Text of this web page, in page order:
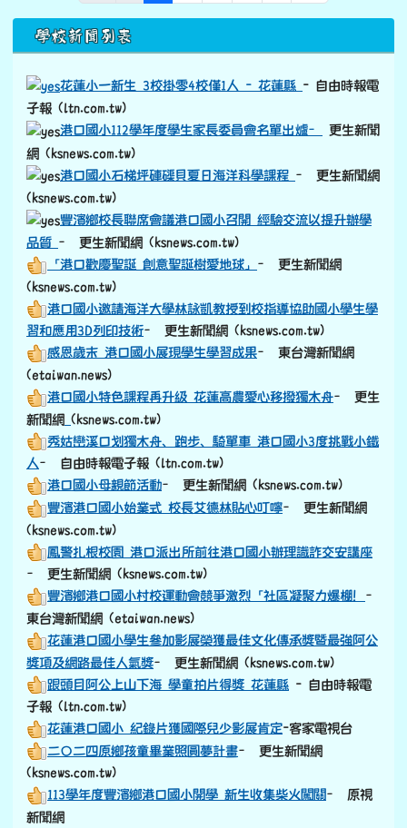
下中區域內容
學校新聞列表
花蓮小一新生 3校掛零4校僅1人 - 花蓮縣 - 自由時報電
子報 (ltn.com.tw)
港口國小112學年度學生家長委員會名單出爐–
更生新聞
網 (ksnews.com.tw)
港口國小石梯坪硨磲貝夏日海洋科學課程 – 更生新聞網
(ksnews.com.tw)
豐濱鄉校長聯席會議港口國小召開 經驗交流以提升辦學
品質 – 更生新聞網 (ksnews.com.tw)
「港口歡慶聖誕 創意聖誕樹愛地球」 – 更生新聞網
(ksnews.com.tw)
港口國小邀請海洋大學林詠凱教授到校指導協助國小學生學
習和應用3D列印技術– 更生新聞網 (ksnews.com.tw)
感恩歲末 港口國小展現學生學習成果– 東台灣新聞網
(etaiwan.news)
港口國小特色課程再升級 花蓮高農愛心移撥獨木舟– 更生
新聞網 link to https://old.ksnews.com.tw/v2024052007/
(ksnews.com.tw)
秀姑巒溪口划獨木舟、跑步、騎單車 港口國小3度挑戰小鐵
人– 自由時報電子報 (ltn.com.tw)
港口國小母親節活動– 更生新聞網 (ksnews.com.tw)
豐濱港口國小始業式 校長艾德林貼心叮嚀– 更生新聞網
(ksnews.com.tw)
鳳警扎根校園 港口派出所前往港口國小辦理識詐交安講座
– 更生新聞網 (ksnews.com.tw)
豐濱鄉港口國小村校運動會競爭激烈「社區凝聚力爆棚！ –
東台灣新聞網 (etaiwan.news)
花蓮港口國小學生參加影展榮獲最佳文化傳承獎暨最強阿公
獎項及網路最佳人氣獎– 更生新聞網 (ksnews.com.tw)
跟頭目阿公上山下海 學童拍片得獎 花蓮縣 - 自由時報電
子報 (ltn.com.tw)
花蓮港口國小 紀錄片獲國際兒少影展肯定-客家電視台
二〇二四原鄉孩童畢業照圓夢計畫– 更生新聞網
(ksnews.com.tw)
113學年度豐濱鄉港口國小開學 新生收集柴火闖關– 原視
新聞網